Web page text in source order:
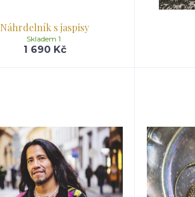
Náhrdelník s jaspisy
1 690 Kč
Skladem 1